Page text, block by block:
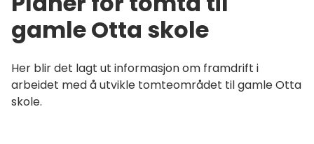
gamle Otta skole
Her blir det lagt ut informasjon om framdrift i
arbeidet med å utvikle tomteområdet til gamle Otta
skole.